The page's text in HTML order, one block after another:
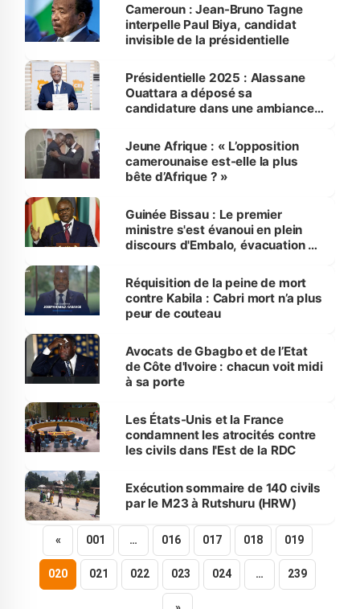
Cameroun : Jean-Bruno Tagne
interpelle Paul Biya, candidat
invisible de la présidentielle
Présidentielle 2025 : Alassane
Ouattara a déposé sa
candidature dans une ambiance
Jeune Afrique : « L’opposition
camerounaise est-elle la plus
bête d’Afrique ? »
Guinée Bissau : Le premier
ministre s'est évanoui en plein
discours d'Embalo, évacuation à
Réquisition de la peine de mort
contre Kabila : Cabri mort n’a plus
peur de couteau
Avocats de Gbagbo et de l’Etat
de Côte d'Ivoire : chacun voit midi
à sa porte
Les États-Unis et la France
condamnent les atrocités contre
les civils dans l'Est de la RDC
Exécution sommaire de 140 civils
par le M23 à Rutshuru (HRW)
« 001 … 016 017 018 019
020 021 022 023 024 … 239